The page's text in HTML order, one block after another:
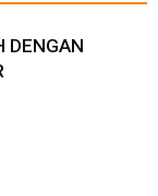
DENGAN